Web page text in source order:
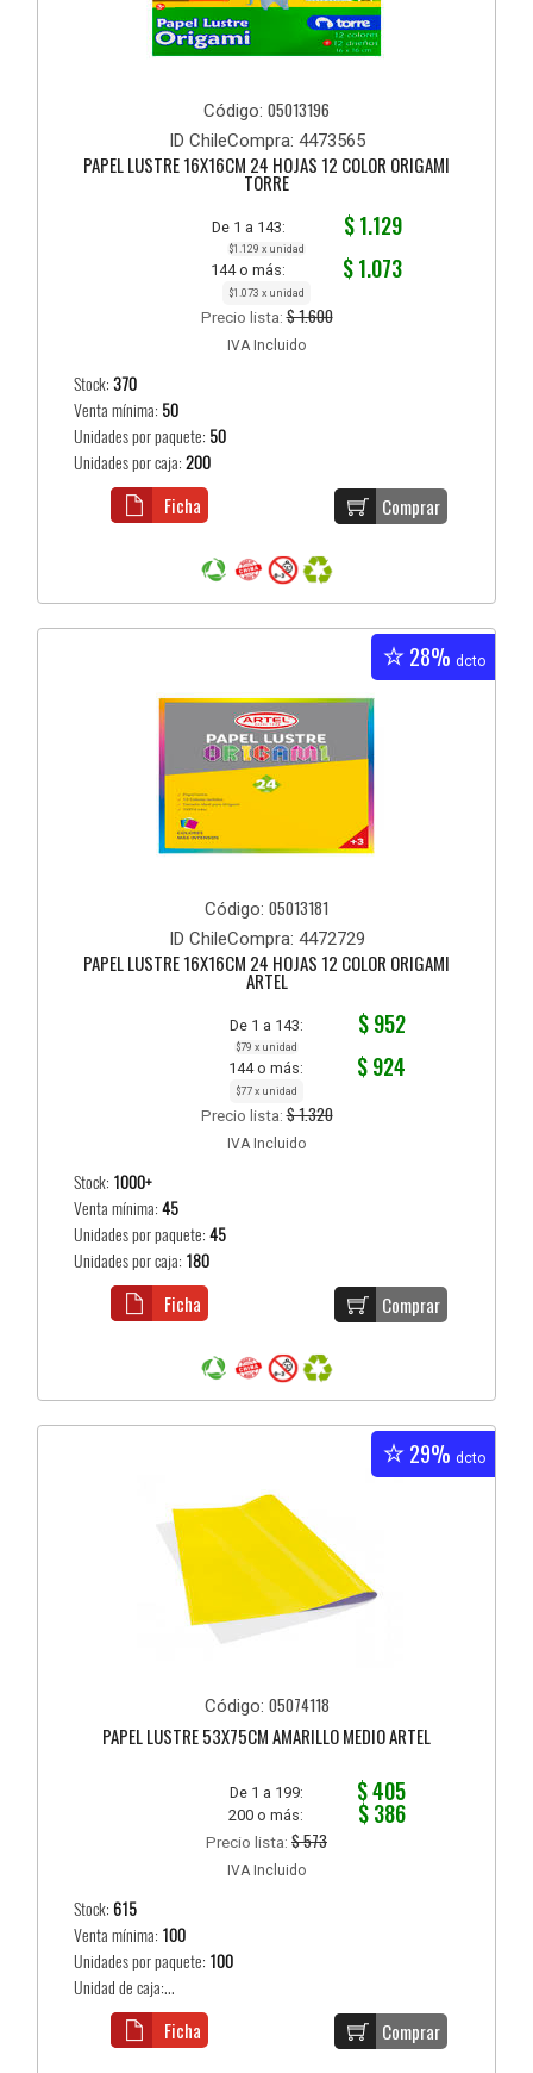
Código: 05013196
ID ChileCompra: 4473565
PAPEL LUSTRE 16X16CM 24 HOJAS 12 COLOR ORIGAMI
TORRE
De 1 a 143: $ 1.129
$1.129 x unidad
144 o más: $ 1.073
$1.073 x unidad
Precio lista:$ 1.600
IVA Incluido
Stock:370
Venta mínima: 50
Unidades por paquete: 50
Unidades por caja:200
Comprar
Ficha
28% dcto
Código: 05013181
ID ChileCompra: 4472729
PAPEL LUSTRE 16X16CM 24 HOJAS 12 COLOR ORIGAMI
ARTEL
De 1 a 143: $ 952
$79 x unidad
144 o más: $ 924
$77 x unidad
Precio lista:$ 1.320
IVA Incluido
Stock: 1000+
Venta mínima:45
Unidades por paquete:45
Unidades por caja: 180
Comprar
Ficha
29% dcto
Código: 05074118
PAPEL LUSTRE 53X75CM AMARILLO MEDIO ARTEL
De 1 a 199: $ 405
200 o más: $ 386
Precio lista: $ 573
IVA Incluido
Stock: 615
Venta mínima: 100
Unidades por paquete: 100
Unidad de caja:...
Comprar
Ficha